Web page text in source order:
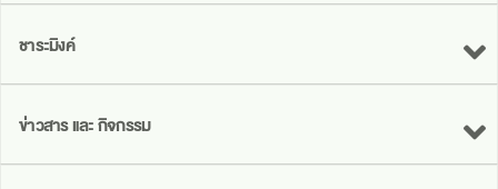
ชาระมิงค์
ข่าวสาร และ กิจกรรม